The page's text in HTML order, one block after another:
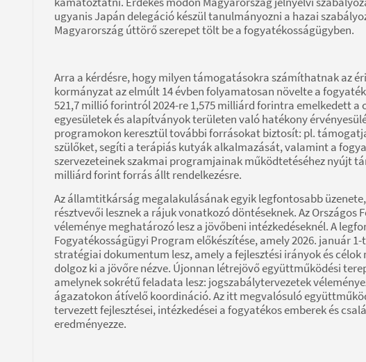
ugyanis Japán delegáció készül tanulmányozni a hazai
Magyarország úttörő szerepet tölt be a fogyatékosságügyben.
Arra a kérdésre, hogy milyen támogatásokra számíthatnak az
kormányzat az elmúlt 14 évben folyamatosan növelte a
521,7 millió forintról 2024-re 1,575 milliárd forintra emelkedett
egyesületek és alapítványok területen való hatékony
programokon keresztül további forrásokat biztosít: pl.
szülőket, segíti a terápiás kutyák alkalmazását, valamint a
szervezeteinek szakmai programjainak működtetéséhez nyújt
milliárd forint forrás állt rendelkezésre.
Az államtitkárság megalakulásának egyik legfontosabb
résztvevői lesznek a rájuk vonatkozó döntéseknek. Az Országos
véleménye meghatározó lesz a jövőbeni intézkedéseknél. A
Fogyatékosságügyi Program előkészítése, amely 2026. január
stratégiai dokumentum lesz, amely a fejlesztési irányok és
dolgoz ki a jövőre nézve. Újonnan létrejövő együttműködési
amelynek sokrétű feladata lesz: jogszabálytervezetek
ágazatokon átívelő koordináció. Az itt megvalósuló
tervezett fejlesztései, intézkedései a fogyatékos emberek és
eredményezze.